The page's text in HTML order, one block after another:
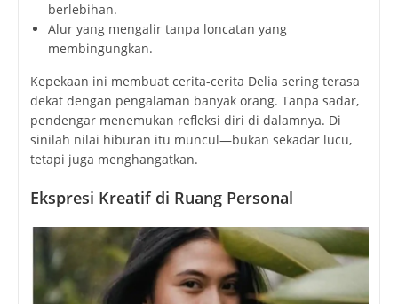
berlebihan.
Alur yang mengalir tanpa loncatan yang
membingungkan.
Kepekaan ini membuat cerita-cerita Delia sering terasa
dekat dengan pengalaman banyak orang. Tanpa sadar,
pendengar menemukan refleksi diri di dalamnya. Di
sinilah nilai hiburan itu muncul—bukan sekadar lucu,
tetapi juga menghangatkan.
Ekspresi Kreatif di Ruang Personal